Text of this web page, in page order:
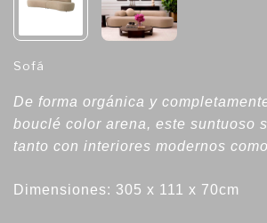
Sofá
De forma orgánica y
bouclé color arena, este suntuoso
tanto con interiores modernos
Dimensiones: 305 x 111 x 70cm